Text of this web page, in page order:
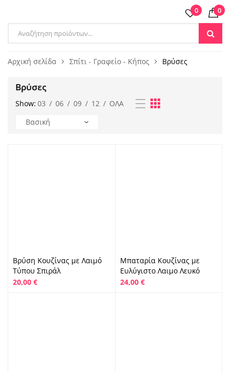
Products
0 0
Αρχική σελίδα Σπίτι - Γραφείο - Κήπος Βρύσες
Βρύσες
Show: 03 / 06 / 09 / 12 / ΌΛΑ
Βρύση Κουζίνας με Λαιμό
Τύπου Σπιράλ
20,00 €
Μπαταρία Κουζίνας με
Ευλύγιστο Λαιμο Λευκό
24,00 €